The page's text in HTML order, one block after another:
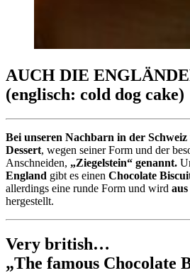
AUCH DIE
(englisch: cold dog cake)
Bei unseren Nachbarn in der Schweiz
Dessert, wegen seiner Form und der
Anschneiden, „Ziegelstein“ genannt.
England gibt es einen Chocolate
allerdings eine runde Form und wird
hergestellt.
Very british…
„The famous Chocolate